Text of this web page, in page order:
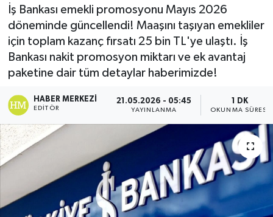
İş Bankası emekli promosyonu Mayıs 2026
döneminde güncellendi! Maaşını taşıyan emekliler
için toplam kazanç fırsatı 25 bin TL'ye ulaştı. İş
Bankası nakit promosyon miktarı ve ek avantaj
paketine dair tüm detaylar haberimizde!
HABER MERKEZI
EDITÖR
21.05.2026 - 05:45
YAYINLANMA
1 DK
OKUNMA SÜRESI
ÇEVRE
DÜNYA
EĞİTİM
EKONOMİ
Erdek
Haber Arşivi